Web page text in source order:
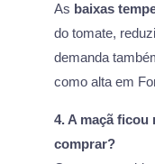
As baixas
do tomate,
demanda
como alta em
4. A maçã ficou
comprar?